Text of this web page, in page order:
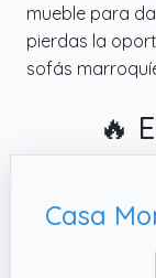
mueble para
pierdas la
sofás
🔥